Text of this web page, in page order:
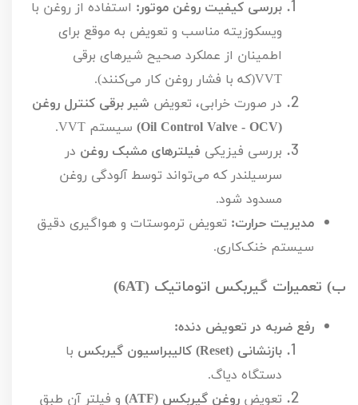
بررسی کیفیت روغن موتور: استفاده از روغن با
ویسکوزیته مناسب و تعویض به موقع برای
اطمینان از عملکرد صحیح شیرهای برقی
VVT(که با فشار روغن کار می‌کنند).
در صورت خرابی، تعویض شیر برقی کنترل روغن
(
Oil Control Valve - OCV
) سیستم VVT
.
بررسی فیزیکی فیلترهای مشبک روغن در
سرسیلندر که می‌تواند توسط آلودگی روغن
مسدود شود.
مدیریت حرارت: تعویض ترموستات و هواگیری دقیق
سیستم خنک‌کاری.
ب) تعمیرات گیربکس اتوماتیک (AT
6
)
رفع ضربه در تعویض دنده:
بازنشانی (Reset) کالیبراسیون گیربکس با
دستگاه دیاگ.
تعویض روغن گیربکس (ATF
) و فیلتر آن طبق